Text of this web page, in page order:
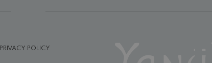
PRIVACY POLICY